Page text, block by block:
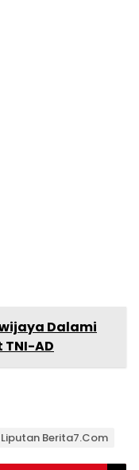
Dalami
AD
Liputan Berita7.com